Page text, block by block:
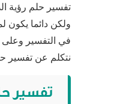
تفسير حلم رؤية
ولكن دائما يكون
في التفسير
نتكلم عن تفسير
تفسير